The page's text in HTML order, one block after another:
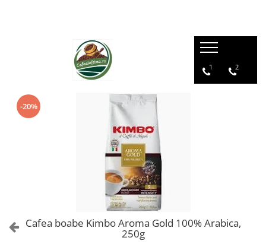
1 2
-20%
Cafea boabe Kimbo Aroma Gold 100% Arabica,
250g